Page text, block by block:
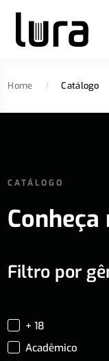
Home / Catálogo
CATÁLOGO
Filtro por
+ 18
Acadêmico